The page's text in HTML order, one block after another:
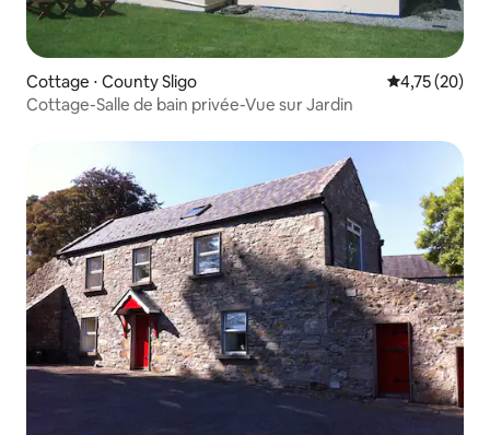
Cottage ⋅ County Sligo Évaluation
4,75 (20)
Cottage-Salle de bain privée-Vue sur Jardin